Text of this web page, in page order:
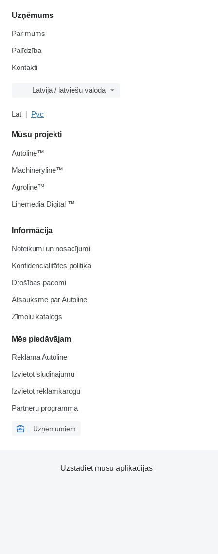
Uzņēmums
Par mums
Palīdzība
Kontakti
Latvija / latviešu valoda
Lat Рус
Informācija
Noteikumi un nosacījumi
Konfidencialitātes politika
Drošības padomi
Atsauksme par Autoline
Zīmolu katalogs
Mēs piedāvājam
Reklāma Autoline
Izvietot sludinājumu
Izvietot reklāmkarogu
Partneru programma
Uzņēmumiem
Mūsu projekti
Autoline™
Machineryline™
Agroline™
Linemedia Digital ™
Uzstādiet mūsu aplikācijas